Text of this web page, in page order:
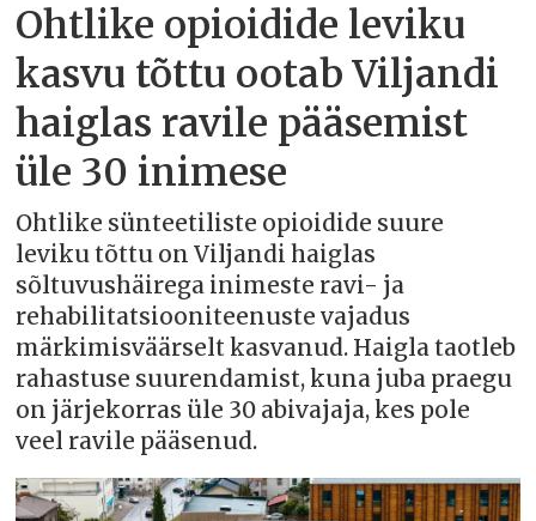
Ohtlike opioidide leviku
kasvu tõttu ootab Viljandi
haiglas ravile pääsemist
üle 30 inimese
Ohtlike sünteetiliste opioidide suure
leviku tõttu on Viljandi haiglas
sõltuvushäirega inimeste ravi- ja
rehabilitatsiooniteenuste vajadus
märkimisväärselt kasvanud. Haigla taotleb
rahastuse suurendamist, kuna juba praegu
on järjekorras üle 30 abivajaja, kes pole
veel ravile pääsenud.